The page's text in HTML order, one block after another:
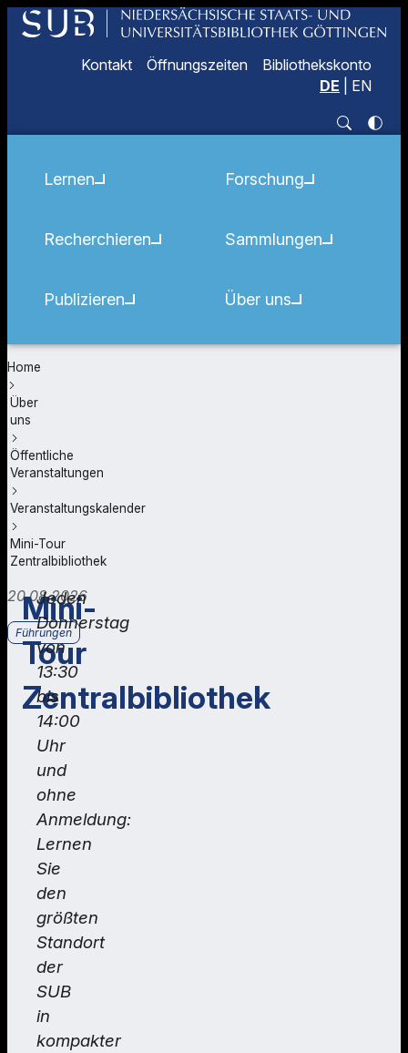
Kontakt Öffnungszeiten
Bibliothekskonto
DE
EN
Lernen
Recherchieren
Publizieren
Forschung
Sammlungen
Über uns
Home
Über
uns
Öffentliche
Veranstaltungen
Veranstaltungskalender
Mini-Tour
Zentralbibliothek
20.08.2026
Führungen
Mini-
Tour
Zentralbibliothek
Jeden
Donnerstag
von
13:30
bis
14:00
Uhr
und
ohne
Anmeldung:
Lernen
Sie
den
größten
Standort
der
SUB
in
kompakter